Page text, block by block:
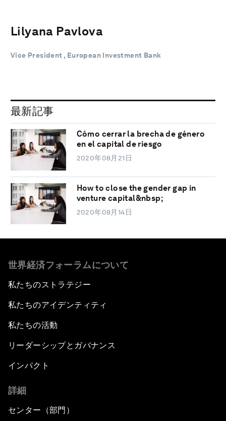
Lilyana Pavlova
Vice President , European Investment Bank
最新記事
Cómo cerrar la brecha de género
en el capital de riesgo
2020年08月21日
How to close the gender gap in
venture capital&nbsp;
2020年08月14日
世界経済フォーラムについて
私たちのストラテジー
私たちのアイデンティティ
私たちの活動
リーダーシップとガバナンス
インパクト
詳細
センター（部門）